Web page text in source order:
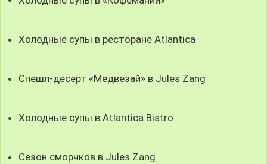
Холодные супы в ресторане Atlantica
Спешл-десерт «Медвезай» в Jules Zang
Холодные супы в Atlantica Bistro
Сезон сморчков в Jules Zang